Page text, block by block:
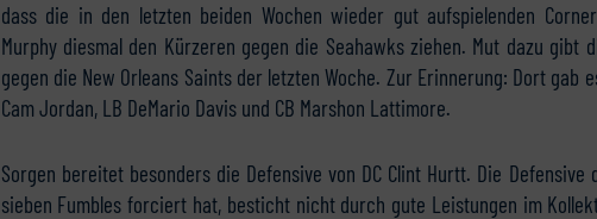
dass die in den letzten beiden Wochen wieder gut aufspielenden
Murphy diesmal den Kürzeren gegen die Seahawks ziehen. Mut dazu gibt
gegen die New Orleans Saints der letzten Woche. Zur Erinnerung: Dort gab
Cam Jordan, LB DeMario Davis und CB Marshon Lattimore.
Sorgen bereitet besonders die Defensive von DC Clint Hurtt. Die
sieben Fumbles forciert hat, besticht nicht durch gute Leistungen im